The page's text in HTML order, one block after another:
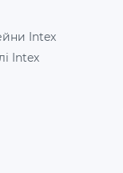
Intex
Intex